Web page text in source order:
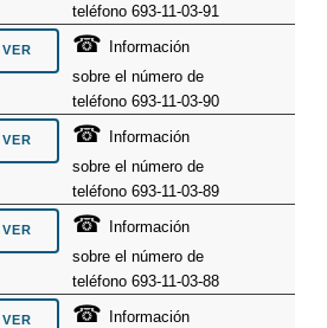
teléfono 693-11-03-91
☎
Información
sobre el número de
teléfono 693-11-03-90
☎
Información
sobre el número de
teléfono 693-11-03-89
☎
Información
sobre el número de
teléfono 693-11-03-88
☎
Información